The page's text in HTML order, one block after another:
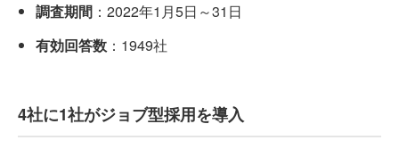
調査期間 ：2022年1月5日～31日
有効回答数 ：1949社
4社に1社がジョブ型採用を導入